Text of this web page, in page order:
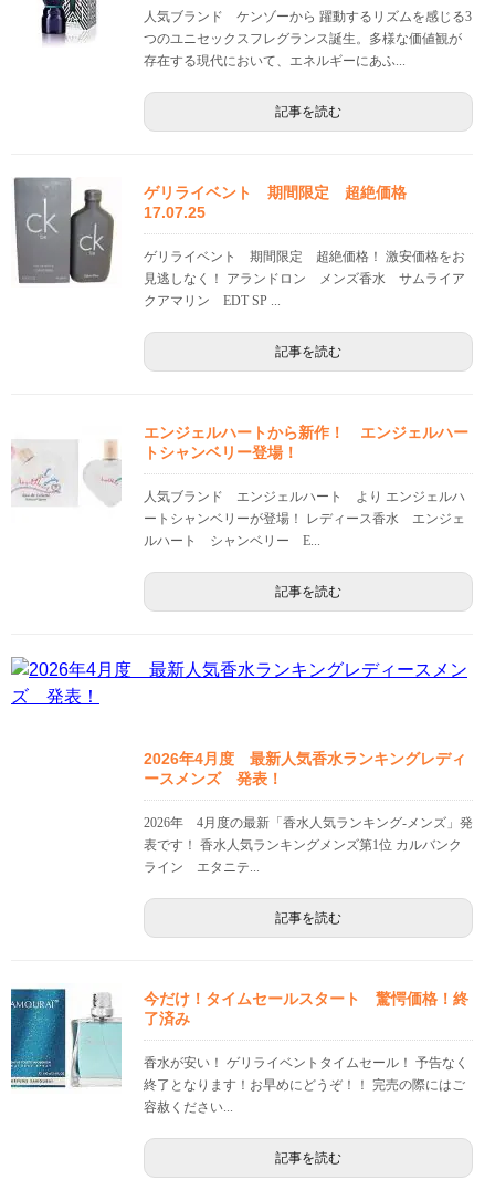
人気ブランド ケンゾーから 躍動するリズムを感じる3
つのユニセックスフレグランス誕生。多様な価値観が
存在する現代において、エネルギーにあふ...
記事を読む
ゲリライベント 期間限定 超絶価格
17.07.25
ゲリライベント 期間限定 超絶価格！ 激安価格をお
見逃しなく！ アランドロン メンズ香水 サムライア
クアマリン EDT SP ...
記事を読む
エンジェルハートから新作！ エンジェルハー
トシャンベリー登場！
人気ブランド エンジェルハート より エンジェルハ
ートシャンベリーが登場！ レディース香水 エンジェ
ルハート シャンベリー E...
記事を読む
2026年4月度 最新人気香水ランキングレディ
ースメンズ 発表！
2026年 4月度の最新「香水人気ランキング-メンズ」発
表です！ 香水人気ランキングメンズ第1位 カルバンク
ライン エタニテ...
記事を読む
今だけ！タイムセールスタート 驚愕価格！終
了済み
香水が安い！ ゲリライベントタイムセール！ 予告なく
終了となります！お早めにどうぞ！！ 完売の際にはご
容赦ください...
記事を読む